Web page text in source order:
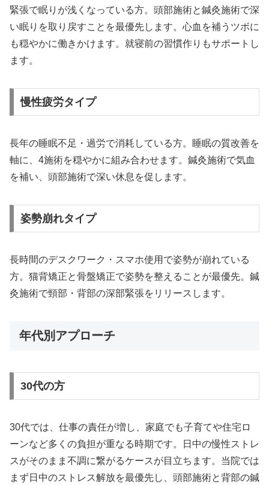
緊張で眠りが浅くなっている方。頭部施術と鍼灸施術で深
い眠りを取り戻すことを最優先します。心血を補うツボに
も穏やかに働きかけます。就寝前の習慣作りもサポートし
ます。
慢性疲労タイプ
長年の睡眠不足・過労で消耗している方。睡眠の質改善を
軸に、4施術を穏やかに組み合わせます。鍼灸施術で気血
を補い、頭部施術で深い休息を促します。
姿勢崩れタイプ
長時間のデスクワーク・スマホ使用で姿勢が崩れている
方。猫背矯正と骨盤矯正で姿勢を整えることが最優先。鍼
灸施術で頸部・背部の深部緊張をリリースします。
年代別アプローチ
30代の方
30代では、仕事の責任が増し、家庭でも子育てや住宅ロ
ーンなど多くの負担が重なる時期です。日中の慢性ストレ
スがそのまま不調に繋がるケースが目立ちます。当院では
まず日中のストレス解放を最優先し、頭部施術と背部の鍼